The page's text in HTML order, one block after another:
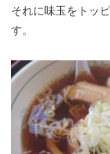
それに味玉をトッ
す。